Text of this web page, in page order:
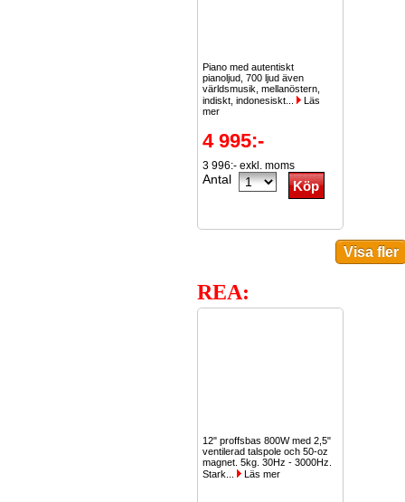
Piano med autentiskt
pianoljud, 700 ljud även
världsmusik, mellanöstern,
indiskt, indonesiskt...
Läs
mer
4 995:-
3 996:- exkl. moms
Antal
REA:
12" proffsbas 800W med 2,5"
ventilerad talspole och 50-oz
magnet. 5kg. 30Hz - 3000Hz.
Stark...
Läs mer